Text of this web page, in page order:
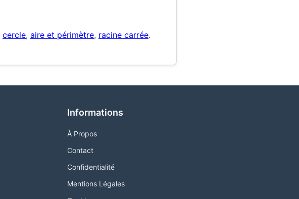
cercle, aire et périmètre, racine carrée.
Informations
À Propos
Contact
Confidentialité
Mentions Légales